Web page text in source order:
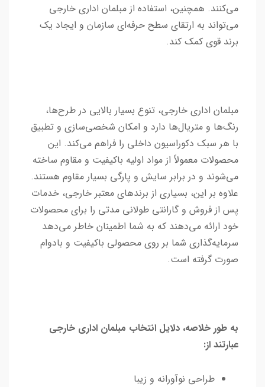
می‌کنند. همچنین، استفاده از مبلمان اداری خارجی
می‌تواند به ارتقای سطح حرفه‌ای سازمان و ایجاد یک
برند قوی کمک کند.
مبلمان اداری خارجی، تنوع بسیار بالایی در طرح‌ها،
رنگ‌ها و متریال‌ها دارد و امکان شخصی‌سازی و تطبیق
با هر سبک دکوراسیون داخلی را فراهم می‌کند. این
محصولات معمولاً از مواد اولیه باکیفیت و مقاوم ساخته
می‌شوند و در برابر سایش و پارگی بسیار مقاوم هستند.
علاوه بر این، بسیاری از برندهای معتبر خارجی، خدمات
پس از فروش و گارانتی طولانی مدتی را برای محصولات
خود ارائه می‌دهند که به شما اطمینان خاطر می‌دهد
سرمایه‌گذاری شما بر روی محصولی باکیفیت و بادوام
صورت گرفته است.
به طور خلاصه، دلایل انتخاب مبلمان اداری خارجی
عبارتند از:
طراحی نوآورانه و زیبا